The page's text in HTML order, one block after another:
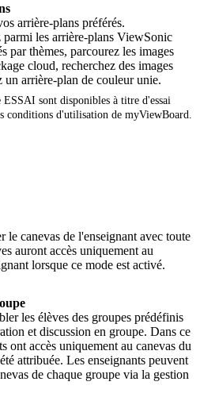
arrière-plans préférés.
parmi les arrière-plans ViewSonic
par thèmes, parcourez les images
cloud, recherchez des images
un arrière-plan de couleur unie.
sont disponibles à titre d'essai
conditions d'utilisation de myViewBoard.
le canevas de l'enseignant avec toute
auront accès uniquement au
lorsque ce mode est activé.
les élèves des groupes prédéfinis
et discussion en groupe. Dans ce
ont accès uniquement au canevas du
attribuée. Les enseignants peuvent
de chaque groupe via la gestion